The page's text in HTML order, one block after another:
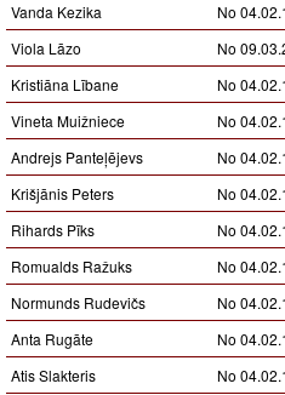
Vanda Kezika
No
Viola Lāzo
No
Kristiāna Lībane
No
Vineta Muižniece
No
Andrejs Panteļējevs
No
Krišjānis Peters
No
Rihards Pīks
No
Romualds Ražuks
No
Normunds Rudevičs
No
Anta Rugāte
No
Atis Slakteris
No